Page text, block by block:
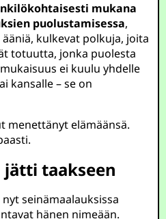
mukana
puolustamisessa,
kulkevat polkuja, joita
totuutta, jonka puolesta
ei kuulu yhdelle
kansalle – se on
menettänyt elämäänsä.
jätti taakseen
seinämaalauksissa
hänen nimeään.